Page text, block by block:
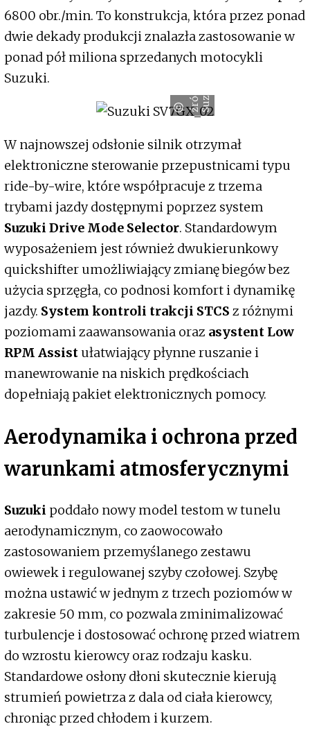
6800 obr./min. To konstrukcja, która przez ponad
dwie dekady produkcji znalazła zastosowanie w
ponad pół miliona sprzedanych motocykli
Suzuki.
ź
r
ó
d
ło
:
S
u
z
u
ki
W najnowszej odsłonie silnik otrzymał
elektroniczne sterowanie przepustnicami typu
ride-by-wire, które współpracuje z trzema
trybami jazdy dostępnymi poprzez system
Suzuki Drive Mode Selector. Standardowym
wyposażeniem jest również dwukierunkowy
quickshifter umożliwiający zmianę biegów bez
użycia sprzęgła, co podnosi komfort i dynamikę
jazdy. System kontroli trakcji STCS z różnymi
poziomami zaawansowania oraz asystent Low
RPM Assist ułatwiający płynne ruszanie i
manewrowanie na niskich prędkościach
dopełniają pakiet elektronicznych pomocy.
Aerodynamika i ochrona przed
warunkami atmosferycznymi
Suzuki poddało nowy model testom w tunelu
aerodynamicznym, co zaowocowało
zastosowaniem przemyślanego zestawu
owiewek i regulowanej szyby czołowej. Szybę
można ustawić w jednym z trzech poziomów w
zakresie 50 mm, co pozwala zminimalizować
turbulencje i dostosować ochronę przed wiatrem
do wzrostu kierowcy oraz rodzaju kasku.
Standardowe osłony dłoni skutecznie kierują
strumień powietrza z dala od ciała kierowcy,
chroniąc przed chłodem i kurzem.